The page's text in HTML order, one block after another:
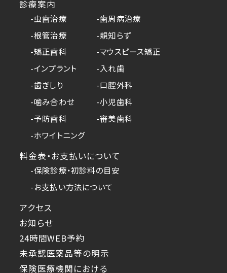
診療案内
-虫歯治療
-根管治療
-矯正歯科
-インプラント
-歯ぎしり
-噛み合わせ
-予防歯科
-ホワイトニング
-歯周病治療
-親知らず
-マウスピース矯正
-入れ歯
-口腔外科
-小児歯科
-審美歯科
料金表・お支払いについて
-保険診療・初診料の目安
-お支払い方法について
アクセス
お知らせ
24時間WEB予約
未承認医薬品等の明示
保険医療機関における